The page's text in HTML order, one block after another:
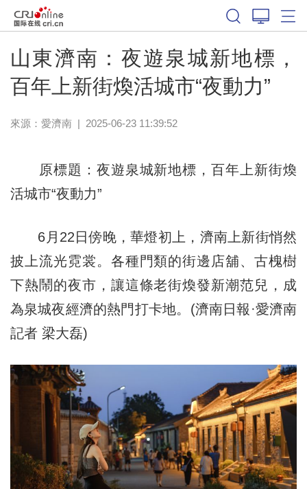
山東濟南：夜遊泉城新地標，
百年上新街煥活城市“夜動力”
來源： 愛濟南 | 2025-06-23 11:39:52
原標題：夜遊泉城新地標，百年上新街煥
活城市“夜動力”
6月22日傍晚，華燈初上，濟南上新街悄然
披上流光霓裳。各種門類的街邊店舖、古槐樹
下熱鬧的夜市，讓這條老街煥發新潮范兒，成
為泉城夜經濟的熱門打卡地。(濟南日報·愛濟南
記者 梁大磊)